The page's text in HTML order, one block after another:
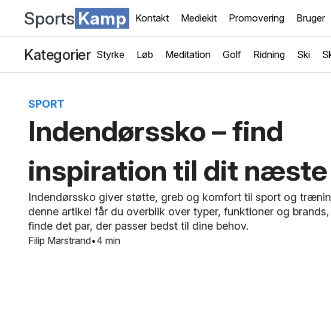
Sports Kamp Kontakt Mediekit Promovering Bruger
Kategorier Styrke Løb Meditation Golf Ridning Ski
Indendørssko – find
inspiration til dit
SPORT
4 min
Indendørssko giver støtte, greb og komfort til sport og
denne artikel får du overblik over typer, funktioner og
finde det par, der passer bedst til dine behov.
Filip Marstrand